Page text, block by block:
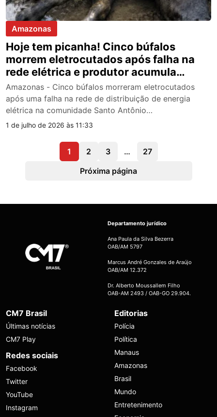
Amazonas
Hoje tem picanha! Cinco búfalos
morrem eletrocutados após falha na
rede elétrica e produtor acumula
prejuízo de R$ 20 mil
Amazonas - Cinco búfalos morreram eletrocutados
após uma falha na rede de distribuição de energia
elétrica na comunidade Santo Antônio…
1 de julho de 2026 às 11:33
1 2 3 …
27
Próxima página
Departamento jurídico
Ana Paula da Silva Bezerra
OAB/AM 5797
Marcus André Gonzales de Araújo
OAB/AM 12.372
Dr. Alberto Moussallem Filho
OAB-AM 2493 / OAB-GO 29.904.
CM7 Brasil
Últimas notícias
CM7 Play
Redes sociais
Facebook
Twitter
YouTube
Instagram
Editorias
Polícia
Política
Manaus
Amazonas
Brasil
Mundo
Entretenimento